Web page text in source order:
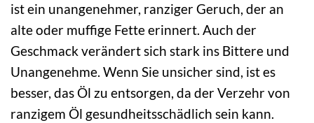
ist ein unangenehmer, ranziger Geruch, der an
alte oder muffige Fette erinnert. Auch der
Geschmack verändert sich stark ins Bittere und
Unangenehme. Wenn Sie unsicher sind, ist es
besser, das Öl zu entsorgen, da der Verzehr von
ranzigem Öl gesundheitsschädlich sein kann.